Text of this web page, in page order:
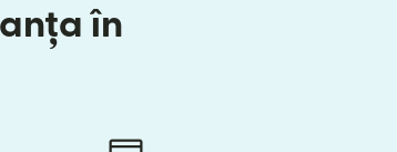
în